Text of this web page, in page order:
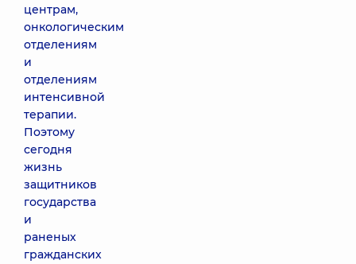
центрам,
онкологическим
отделениям
и
отделениям
интенсивной
терапии.
Поэтому
сегодня
жизнь
защитников
государства
и
раненых
гражданских